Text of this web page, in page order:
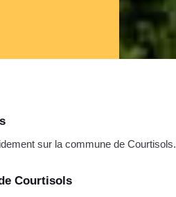
sur la commune de Courtisols.
Courtisols